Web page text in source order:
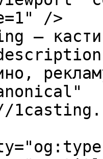
/>
—